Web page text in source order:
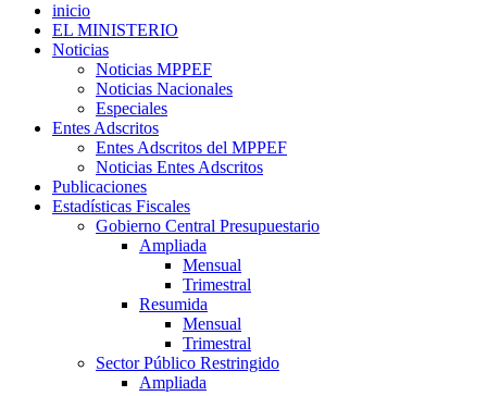
inicio
EL MINISTERIO
Noticias
Noticias MPPEF
Noticias Nacionales
Especiales
Entes Adscritos
Entes Adscritos del MPPEF
Noticias Entes Adscritos
Publicaciones
Estadísticas Fiscales
Gobierno Central Presupuestario
Ampliada
Mensual
Trimestral
Resumida
Mensual
Trimestral
Sector Público Restringido
Ampliada